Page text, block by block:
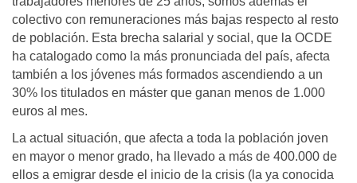
colectivo con remuneraciones más bajas respecto al resto
de población. Esta brecha salarial y social, que la OCDE
ha catalogado como la más pronunciada del país, afecta
también a los jóvenes más formados ascendiendo a un
30% los titulados en máster que ganan menos de 1.000
euros al mes.
La actual situación, que afecta a toda la población joven
en mayor o menor grado, ha llevado a más de 400.000 de
ellos a emigrar desde el inicio de la crisis (la ya conocida